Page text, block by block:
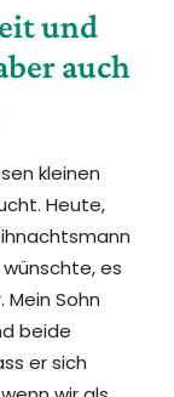
und
auch
kleinen
Heute,
wünschte, es
Sohn
beide
er sich